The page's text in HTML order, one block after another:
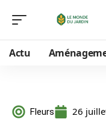
Actu
Fleurs 26